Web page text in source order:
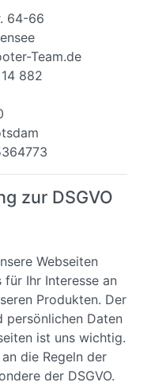
64-66
Team.de
882
zur DSGVO
Webseiten
für Ihr Interesse an
Produkten. Der
persönlichen Daten
ist uns wichtig.
die Regeln der
der DSGVO.